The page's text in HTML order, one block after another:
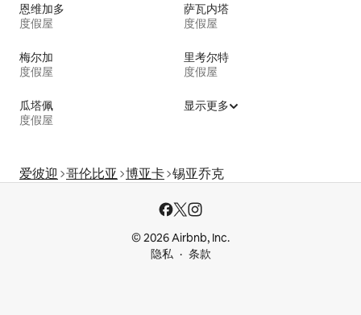
恩维加多
度假屋
萨瓦内塔
度假屋
梅尔加
度假屋
里考尔特
度假屋
瓜塔佩
度假屋
显示更多
爱彼迎 哥伦比亚 博亚卡 锡亚乔克
© 2026 Airbnb, Inc.
隐私
条款